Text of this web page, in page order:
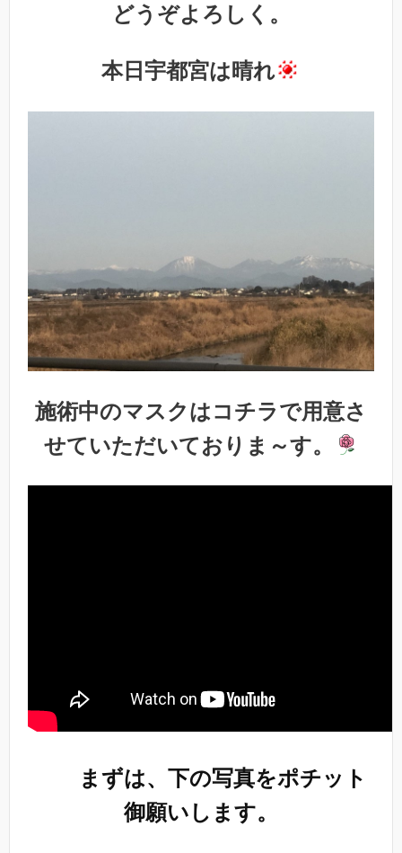
どうぞよろしく。
本日宇都宮は晴れ
施術中のマスクはコチラで用意さ
せていただいておりま～す。
まずは、下の写真をポチット
御願いします。